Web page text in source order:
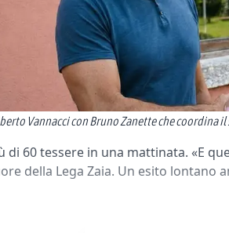
Vannacci con Bruno Zanette che coordina
di 60 tessere in una mattinata. «E
della Lega Zaia. Un esito lontano